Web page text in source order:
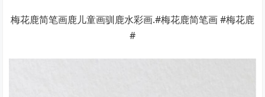
梅花鹿简笔画鹿儿童画驯鹿水彩画.#梅花鹿简笔画 #梅花鹿
#